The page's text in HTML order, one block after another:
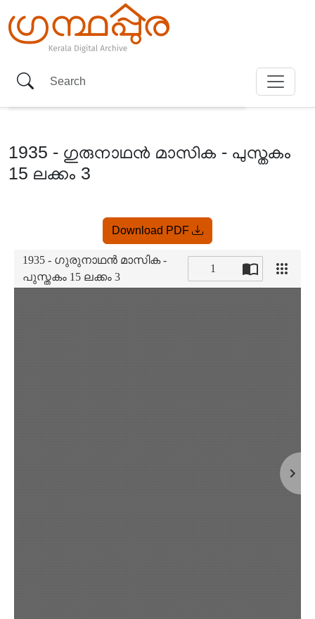
1935 - ഗുരുനാഥൻ മാസിക - പുസ്തകം
15 ലക്കം 3
Download PDF